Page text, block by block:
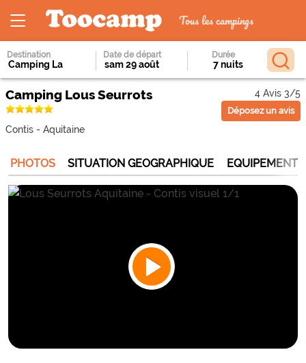
Tous les campings
Destination Date de départ Durée
Camping Lous Seurrots
Contis - Aquitaine
4 Avis 3/5
Déposez un avis
PHOTOS SITUATION GEOGRAPHIQUE